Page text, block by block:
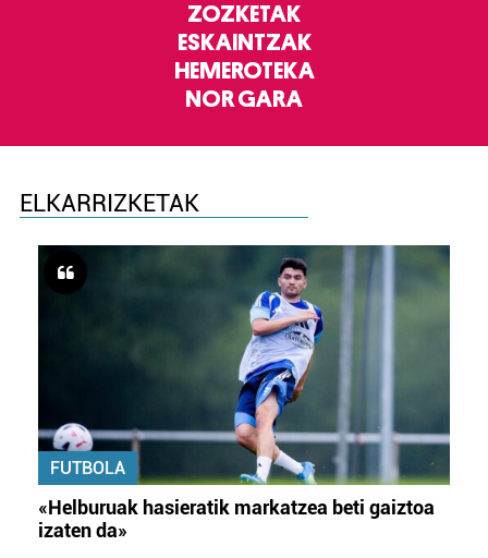
ZOZKETAK
ESKAINTZAK
HEMEROTEKA
NOR GARA
ELKARRIZKETAK
FUTBOLA
«Helburuak hasieratik markatzea beti gaiztoa
izaten da»